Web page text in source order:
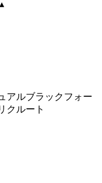
アルブラックフォー
クルート